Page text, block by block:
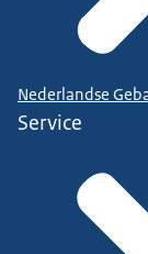
Nederlandse
Service